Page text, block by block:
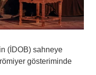
(İDOB) sahneye
gösteriminde